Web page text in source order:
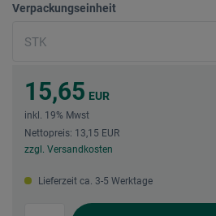
Verpackungseinheit
15,65 EUR
inkl. 19% Mwst
Nettopreis: 13,15 EUR
zzgl. Versandkosten
Lieferzeit ca. 3-5 Werktage